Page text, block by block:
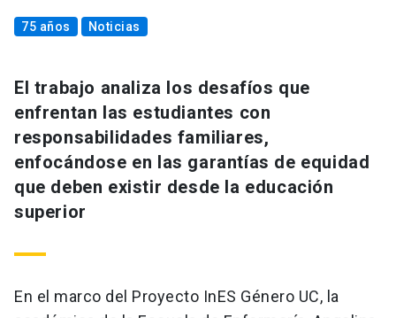
75 años Noticias
El trabajo analiza los desafíos que
enfrentan las estudiantes con
responsabilidades familiares,
enfocándose en las garantías de equidad
que deben existir desde la educación
superior
En el marco del Proyecto InES Género UC, la